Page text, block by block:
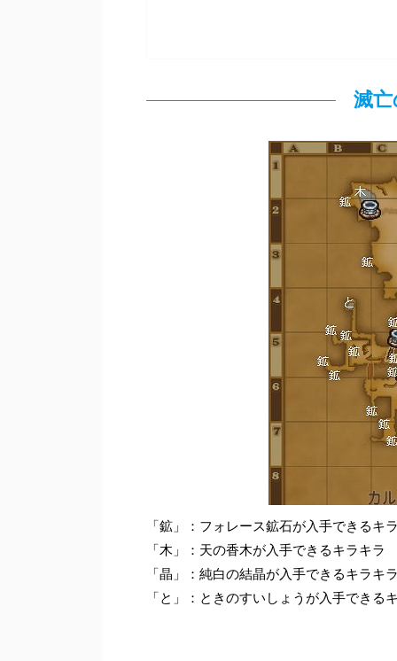
滅
「鉱」：フォレース鉱石が入手できるキ
「木」：天の香木が入手できるキラキラ
「晶」：純白の結晶が入手できるキラキ
「と」：ときのすいしょうが入手できる